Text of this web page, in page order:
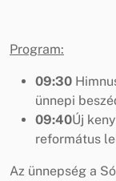
Program:
09:30
ünnepi
09:40Új
református
Az ünnepség a